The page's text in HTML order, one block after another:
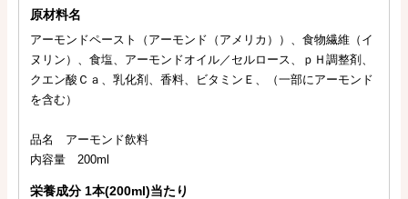
原材料名
アーモンドペースト（アーモンド（アメリカ））、食物繊維（イ
ヌリン）、食塩、アーモンドオイル／セルロース、ｐＨ調整剤、
クエン酸Ｃａ、乳化剤、香料、ビタミンＥ、（一部にアーモンド
を含む）
品名 アーモンド飲料
内容量 200ml
栄養成分 1本(200ml)当たり